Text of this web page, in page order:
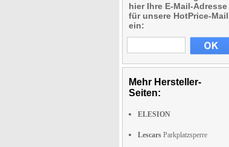
hier Ihre E-Mail-Adresse
für unsere HotPrice-Mail
ein:
Mehr Hersteller-
Seiten:
ELESION
Lescars Parkplatzsperre